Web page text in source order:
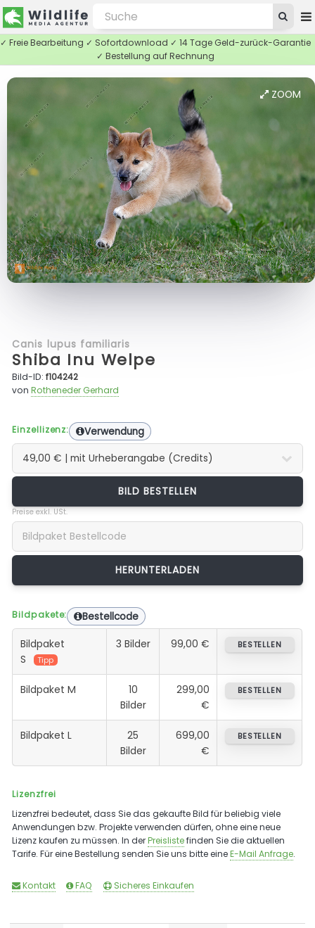
✓ Freie Bearbeitung ✓ Sofortdownload ✓ 14 Tage Geld-zurück-Garantie
✓ Bestellung auf Rechnung
ZOOM
Canis lupus familiaris
Shiba Inu Welpe
Bild-ID:f104242
vonRotheneder Gerhard
Einzellizenz: Verwendung
BILD BESTELLEN
Preise exkl. USt.
Bildpakete: Bestellcode
Bildpaket
S
Tipp
3 Bilder 99,00 € BESTELLEN
Bildpaket M
10
Bilder
299,00
€
BESTELLEN
Bildpaket L
25
Bilder
699,00
€
BESTELLEN
Lizenzfrei
Lizenzfrei bedeutet, dass Sie das gekaufte Bild für beliebig viele
Anwendungen bzw. Projekte verwenden dürfen, ohne eine neue
Lizenz kaufen zu müssen. In derPreislistefinden Sie die aktuellen
Tarife. Für eine Bestellung senden Sie uns bitte eineE-Mail Anfrage.
Kontakt FAQ Sicheres Einkaufen